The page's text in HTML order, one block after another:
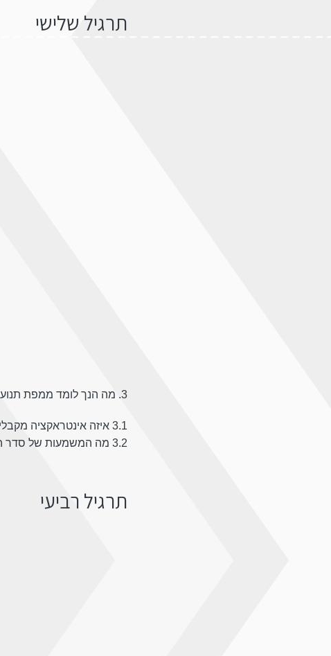
תרגיל שלישי
3. מה הנך לומד ממפת תנועות העכבר הנ”ל?
3.1 איזה אינטראקציה מקבלים התפריטים השונים בעמוד זה? לפי מפת חום זו, איזה תוכן נכון שיופיע בתפריט העליון/ השמאלי והעליון?
3.2 מה המשמעות של סדר התכנים בכל אחד מהתפריטים – מבחינת הקשב ואינטראצקיה של המשתמשים?
תרגיל רביעי